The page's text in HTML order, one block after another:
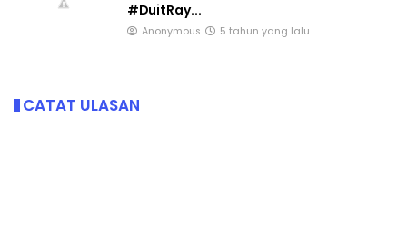
#DuitRay...
Anonymous 5 tahun yang lalu
CATAT ULASAN